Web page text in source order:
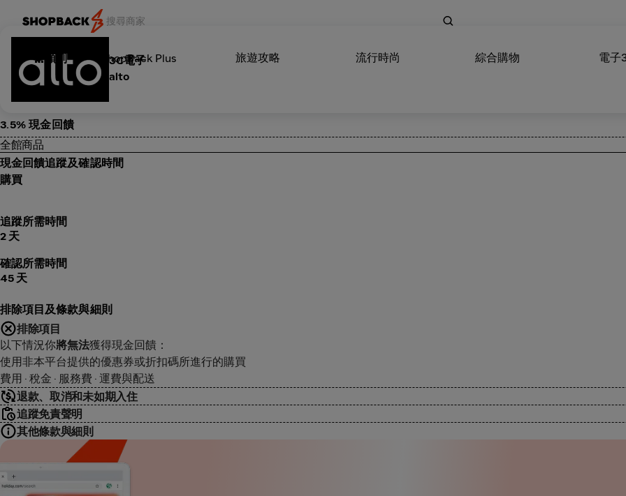
類別 ShopBack Plus 旅遊攻略 流行時尚 綜合購物 電子
3C電子
alto
3.5% 現金回饋
全館商品
現金回饋追蹤及確認時間
購買
追蹤所需時間
2 天
確認所需時間
45 天
排除項目及條款與細則
排除項目
以下情況你將無法獲得現金回饋：
使用非本平台提供的優惠券或折扣碼所進行的購買
費用 · 稅金 · 服務費 · 運費與配送
退款、取消和未如期入住
追蹤免責聲明
其他條款與細則